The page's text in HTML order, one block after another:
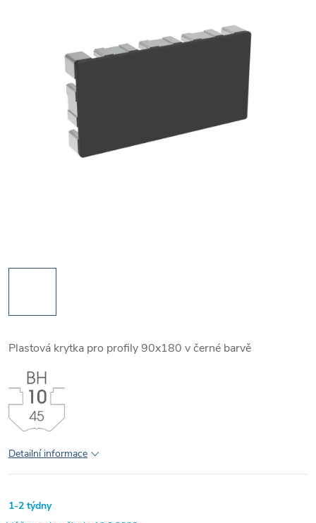
Plastová krytka pro profily 90x180 v černé barvě
Detailní informace
1-2 týdny